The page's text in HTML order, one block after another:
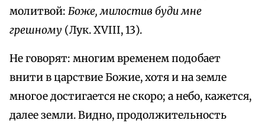
молитвой: Боже, милостив буди мне
грешному (Лук. XVIII, 13).
Не говорят: многим временем подобает
внити в царствие Божие, хотя и на земле
многое достигается не скоро; а небо, кажется,
далее земли. Видно, продолжительность